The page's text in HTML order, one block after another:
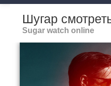
Шугар
Sugar watch online